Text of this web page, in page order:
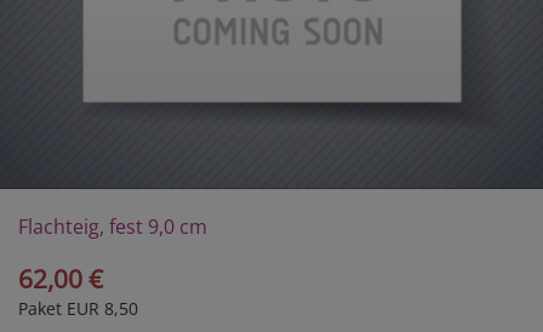
Flachteig, fest 9,0 cm
62,00 €
Paket EUR 8,50